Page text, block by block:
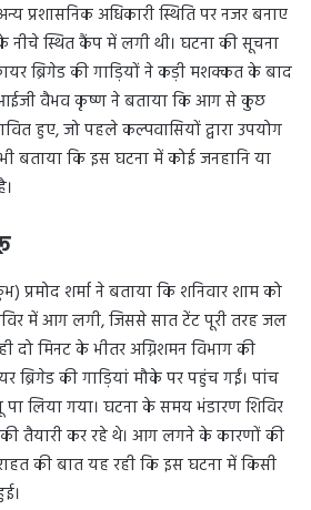
प्रशासनिक अधिकारी स्थिति पर नजर बनाए
स्थित कैंप में लगी थी। घटना की सूचना
ब्रिगेड की गाड़ियों ने कड़ी मशक्कत के बाद
वैभव कृष्ण ने बताया कि आग से कुछ
हुए, जो पहले कल्पवासियों द्वारा उपयोग
बताया कि इस घटना में कोई जनहानि या
प्रमोद शर्मा ने बताया कि शनिवार शाम को
में आग लगी, जिससे सात टेंट पूरी तरह जल
मिनट के भीतर अग्निशमन विभाग की
ब्रिगेड की गाड़ियां मौके पर पहुंच गईं। पांच
लिया गया। घटना के समय भंडारण शिविर
की तैयारी कर रहे थे। आग लगने के कारणों की
की बात यह रही कि इस घटना में किसी